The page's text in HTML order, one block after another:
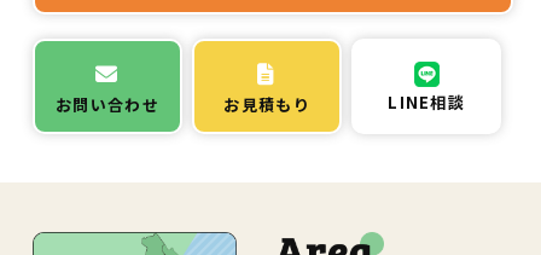
お問い合わせ お見積もり LINE相談